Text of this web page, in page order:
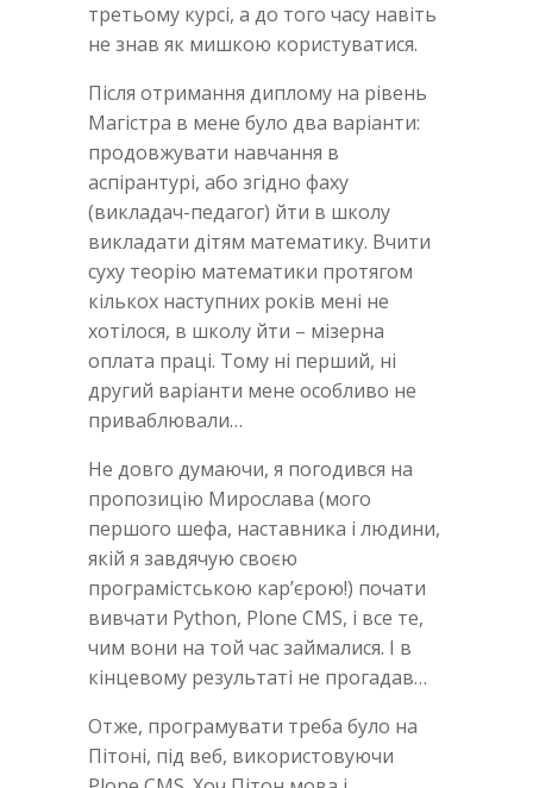
третьому курсі, а до того часу навіть
не знав як мишкою користуватися.
Після отримання диплому на рівень
Магістра в мене було два варіанти:
продовжувати навчання в
аспірантурі, або згідно фаху
(викладач-педагог) йти в школу
викладати дітям математику. Вчити
суху теорію математики протягом
кількох наступних років мені не
хотілося, в школу йти – мізерна
оплата праці. Тому ні перший, ні
другий варіанти мене особливо не
приваблювали…
Не довго думаючи, я погодився на
пропозицію Мирослава (мого
першого шефа, наставника і людини,
якій я завдячую своєю
програмістською кар’єрою!) почати
вивчати Python, Plone CMS, і все те,
чим вони на той час займалися. І в
кінцевому результаті не прогадав…
Отже, програмувати треба було на
Пітоні, під веб, використовуючи